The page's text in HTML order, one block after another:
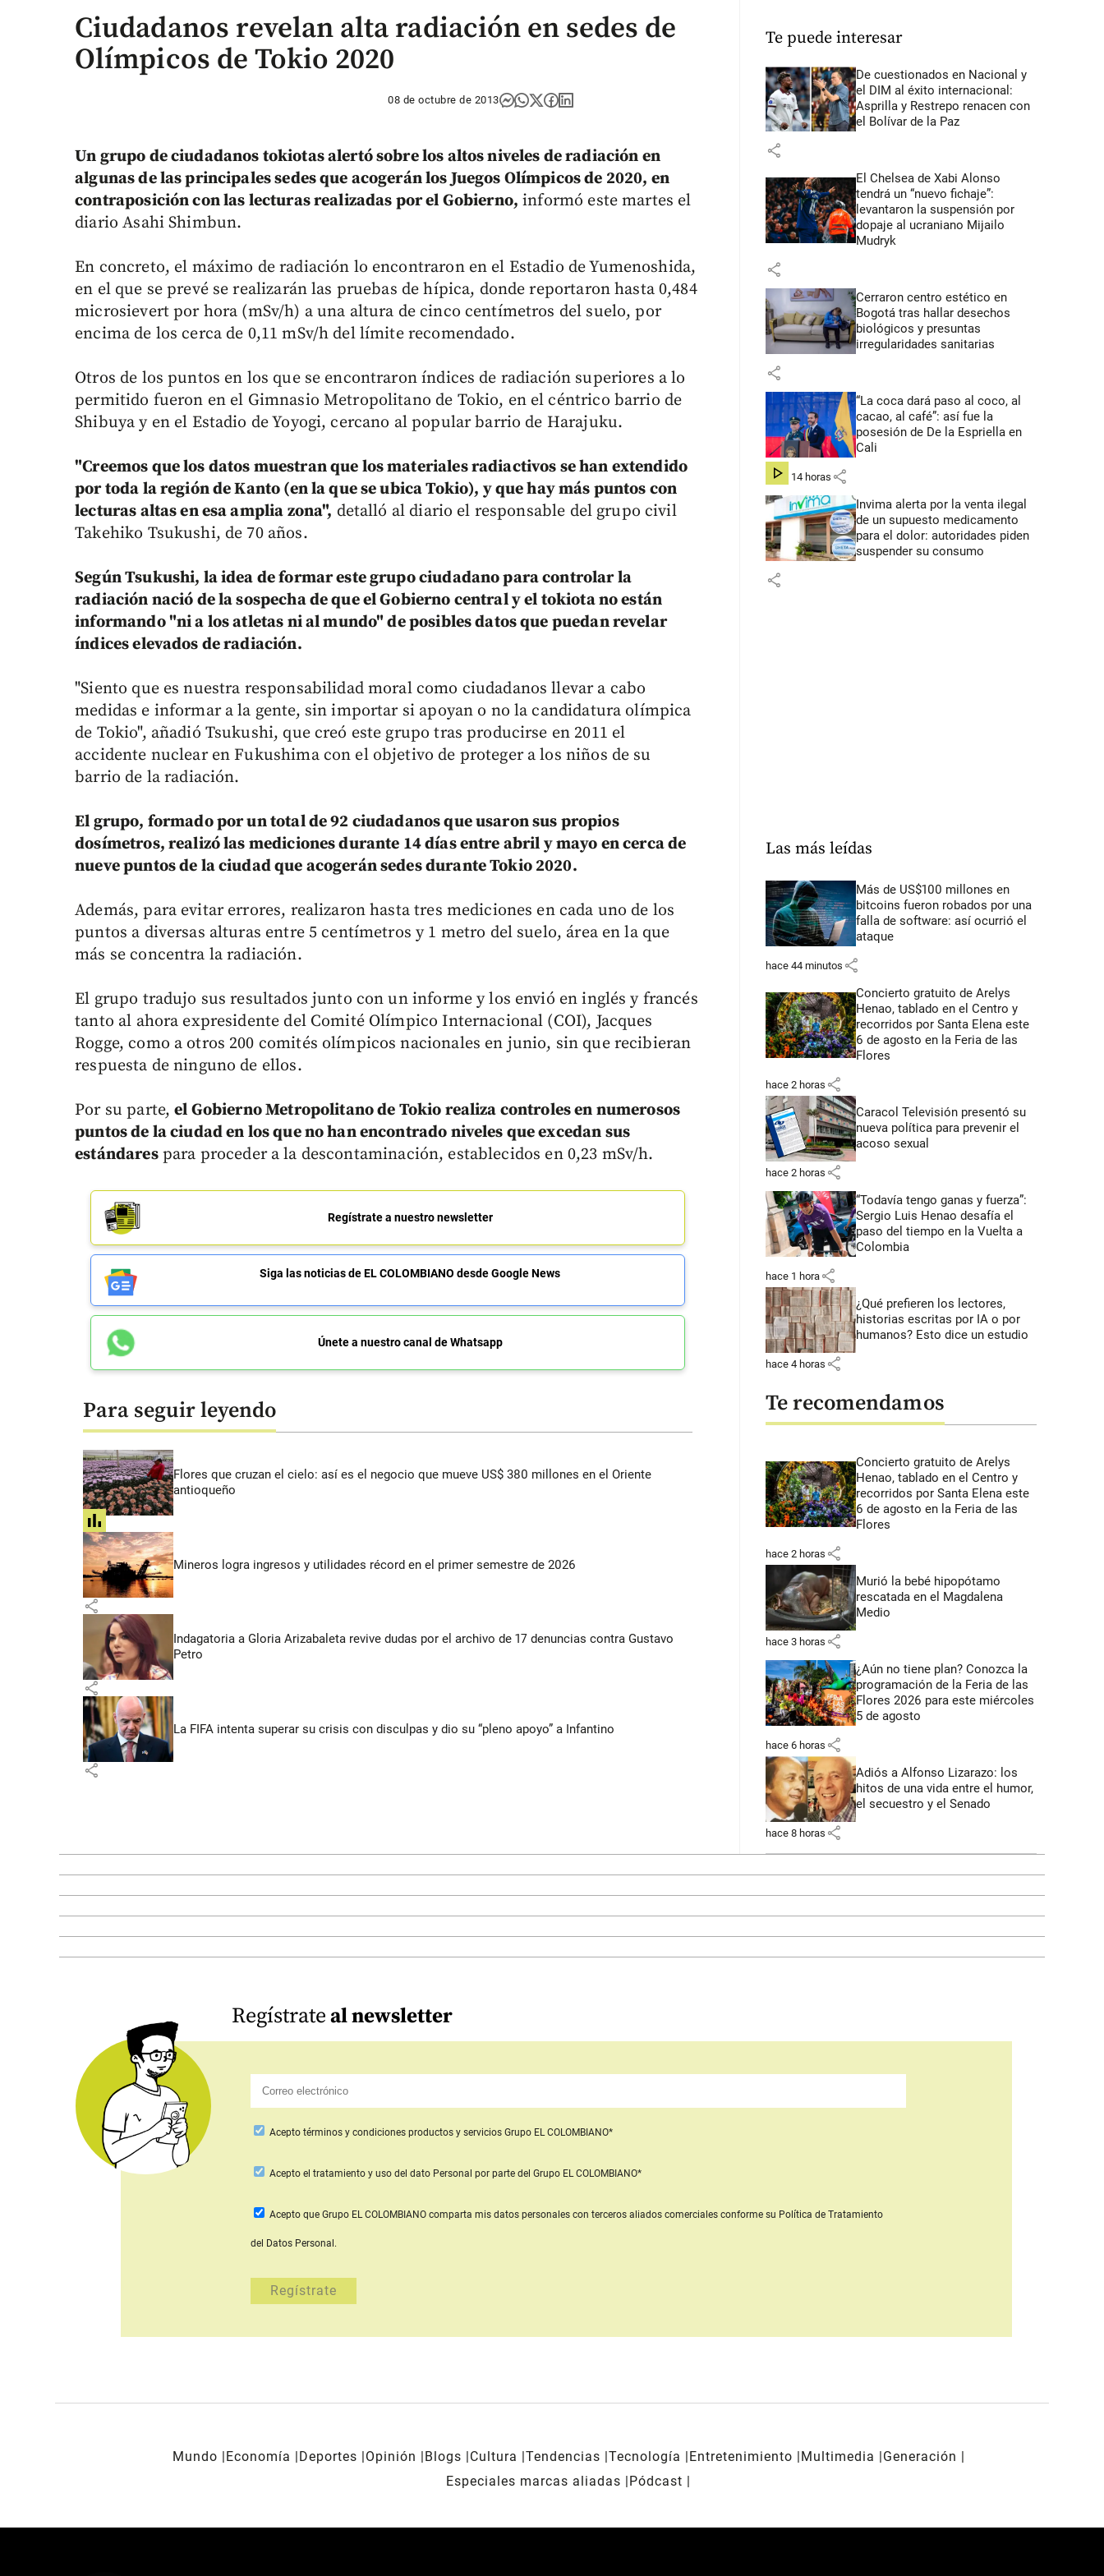
Ciudadanos revelan alta radiación en sedes de
Olímpicos de Tokio 2020
08 de octubre de 2013
Un grupo de ciudadanos tokiotas alertó sobre los altos niveles de radiación en
algunas de las principales sedes que acogerán los Juegos Olímpicos de 2020, en
contraposición con las lecturas realizadas por el Gobierno, informó este martes el
diario Asahi Shimbun.
En concreto, el máximo de radiación lo encontraron en el Estadio de Yumenoshida,
en el que se prevé se realizarán las pruebas de hípica, donde reportaron hasta 0,484
microsievert por hora (mSv/h) a una altura de cinco centímetros del suelo, por
encima de los cerca de 0,11 mSv/h del límite recomendado.
Otros de los puntos en los que se encontraron índices de radiación superiores a lo
permitido fueron en el Gimnasio Metropolitano de Tokio, en el céntrico barrio de
Shibuya y en el Estadio de Yoyogi, cercano al popular barrio de Harajuku.
"Creemos que los datos muestran que los materiales radiactivos se han extendido
por toda la región de Kanto (en la que se ubica Tokio), y que hay más puntos con
lecturas altas en esa amplia zona", detalló al diario el responsable del grupo civil
Takehiko Tsukushi, de 70 años.
Según Tsukushi, la idea de formar este grupo ciudadano para controlar la
radiación nació de la sospecha de que el Gobierno central y el tokiota no están
informando "ni a los atletas ni al mundo" de posibles datos que puedan revelar
índices elevados de radiación.
"Siento que es nuestra responsabilidad moral como ciudadanos llevar a cabo
medidas e informar a la gente, sin importar si apoyan o no la candidatura olímpica
de Tokio", añadió Tsukushi, que creó este grupo tras producirse en 2011 el
accidente nuclear en Fukushima con el objetivo de proteger a los niños de su
barrio de la radiación.
El grupo, formado por un total de 92 ciudadanos que usaron sus propios
dosímetros, realizó las mediciones durante 14 días entre abril y mayo en cerca de
nueve puntos de la ciudad que acogerán sedes durante Tokio 2020.
Además, para evitar errores, realizaron hasta tres mediciones en cada uno de los
puntos a diversas alturas entre 5 centímetros y 1 metro del suelo, área en la que
más se concentra la radiación.
El grupo tradujo sus resultados junto con un informe y los envió en inglés y francés
tanto al ahora expresidente del Comité Olímpico Internacional (COI), Jacques
Rogge, como a otros 200 comités olímpicos nacionales en junio, sin que recibieran
respuesta de ninguno de ellos.
Por su parte,el Gobierno Metropolitano de Tokio realiza controles en numerosos
puntos de la ciudad en los que no han encontrado niveles que excedan sus
estándarespara proceder a la descontaminación, establecidos en 0,23 mSv/h.
Regístrate a nuestro newsletter
Siga las noticias de EL COLOMBIANO desde Google News
Únete a nuestro canal de Whatsapp
Para seguir leyendo
Flores que cruzan el cielo: así es el negocio que mueve US$ 380 millones en el Oriente
antioqueño
share
Mineros logra ingresos y utilidades récord en el primer semestre de 2026
share
Indagatoria a Gloria Arizabaleta revive dudas por el archivo de 17 denuncias contra Gustavo
Petro
share
La FIFA intenta superar su crisis con disculpas y dio su “pleno apoyo” a Infantino
share
Te puede interesar
De cuestionados en Nacional y
el DIM al éxito internacional:
Asprilla y Restrepo renacen con
el Bolívar de la Paz
share
El Chelsea de Xabi Alonso
tendrá un “nuevo fichaje”:
levantaron la suspensión por
dopaje al ucraniano Mijailo
Mudryk
share
Cerraron centro estético en
Bogotá tras hallar desechos
biológicos y presuntas
irregularidades sanitarias
share
“La coca dará paso al coco, al
cacao, al café”: así fue la
posesión de De la Espriella en
Cali
hace 14 horas share
Invima alerta por la venta ilegal
de un supuesto medicamento
para el dolor: autoridades piden
suspender su consumo
share
Las más leídas
Más de US$100 millones en
bitcoins fueron robados por una
falla de software: así ocurrió el
ataque
hace 44 minutos share
Concierto gratuito de Arelys
Henao, tablado en el Centro y
recorridos por Santa Elena este
6 de agosto en la Feria de las
Flores
hace 2 horas share
Caracol Televisión presentó su
nueva política para prevenir el
acoso sexual
hace 2 horas share
“Todavía tengo ganas y fuerza”:
Sergio Luis Henao desafía el
paso del tiempo en la Vuelta a
Colombia
hace 1 hora share
¿Qué prefieren los lectores,
historias escritas por IA o por
humanos? Esto dice un estudio
hace 4 horas share
Te recomendamos
Concierto gratuito de Arelys
Henao, tablado en el Centro y
recorridos por Santa Elena este
6 de agosto en la Feria de las
Flores
hace 2 horas share
Murió la bebé hipopótamo
rescatada en el Magdalena
Medio
hace 3 horas share
¿Aún no tiene plan? Conozca la
programación de la Feria de las
Flores 2026 para este miércoles
5 de agosto
hace 6 horas share
Adiós a Alfonso Lizarazo: los
hitos de una vida entre el humor,
el secuestro y el Senado
hace 8 horas share
Regístrateal newsletter
Acepto términos y condiciones productos y servicios Grupo EL COLOMBIANO*
Aceptoel tratamiento y uso del dato Personal por parte del Grupo EL COLOMBIANO*
Acepto que Grupo EL COLOMBIANO comparta mis datos personales con terceros aliados comercialesconforme su Política de Tratamiento
del Datos Personal.
Mundo Economía Deportes Opinión Blogs Cultura Tendencias Tecnología Entretenimiento Multimedia
Generación
Especiales marcas aliadas
Pódcast